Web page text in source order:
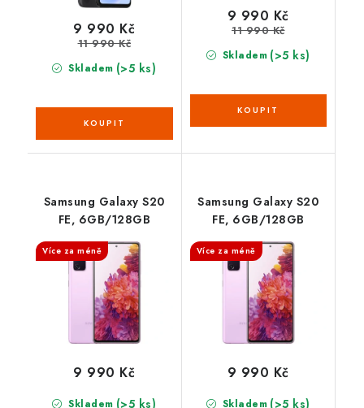
Skladem (>5 ks)
9 990 Kč
11 990 Kč
Skladem (>5 ks)
9 990 Kč
11 990 Kč
Samsung Galaxy S20
FE, 6GB/128GB
Více za méně
Skladem (>5 ks)
9 990 Kč
Samsung Galaxy S20
FE, 6GB/128GB
Více za méně
Skladem (>5 ks)
9 990 Kč